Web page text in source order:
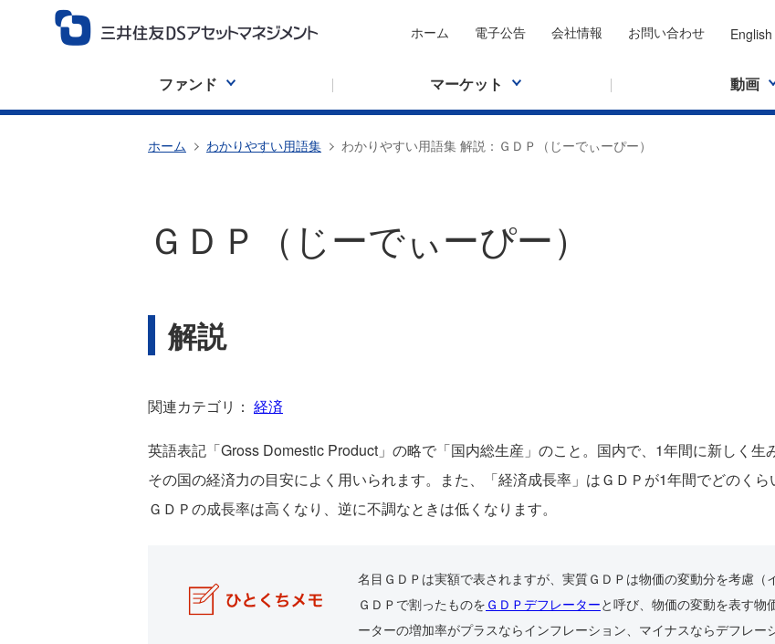
ホーム 電子公告 会社情報 お問い合わせ English
ファンド マーケット 動画
ホーム わかりやすい用語集 わかりやすい用語集 解説：ＧＤＰ（じーでぃーぴー）
ＧＤＰ（じーでぃーぴー）
解説
関連カテゴリ： 経済
英語表記「Gross Domestic Product」の略で「国内総生産」のこと。国内で、1年間に新しく生
その国の経済力の目安によく用いられます。また、「経済成長率」はＧＤＰが1年間でどのく
ＧＤＰの成長率は高くなり、逆に不調なときは低くなります。
名目ＧＤＰは実額で表されますが、実質ＧＤＰは物価の変動分を考慮
ＧＤＰで割ったものを ＧＤＰデフレーターと呼び、物価の変動を表す物
ーターの増加率がプラスならインフレーション、マイナスならデフレー